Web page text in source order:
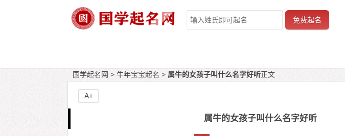
免费起名
国学起名网 > 牛年宝宝起名 > 属牛的女孩子叫什么名字好听正文
属牛的女孩子叫什么名字好听
A+